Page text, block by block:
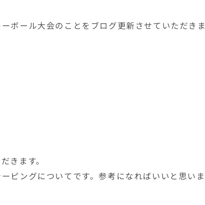
ボール大会のことをブログ更新させていただきま
きます。
ピングについてです。参考になればいいと思いま